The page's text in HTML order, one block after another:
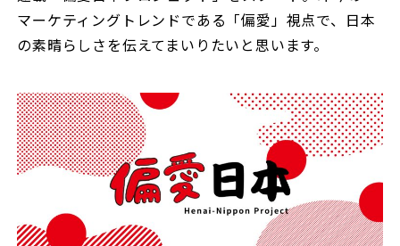
マーケティングトレンドである「偏愛」視点で、日本
の素晴らしさを伝えてまいりたいと思います。